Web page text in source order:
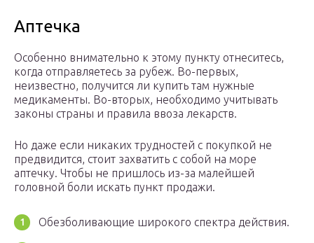
Аптечка
Особенно внимательно к этому пункту отнеситесь,
когда отправляетесь за рубеж. Во-первых,
неизвестно, получится ли купить там нужные
медикаменты. Во-вторых, необходимо учитывать
законы страны и правила ввоза лекарств.
Но даже если никаких трудностей с покупкой не
предвидится, стоит захватить с собой на море
аптечку. Чтобы не пришлось из-за малейшей
головной боли искать пункт продажи.
Обезболивающие широкого спектра действия.